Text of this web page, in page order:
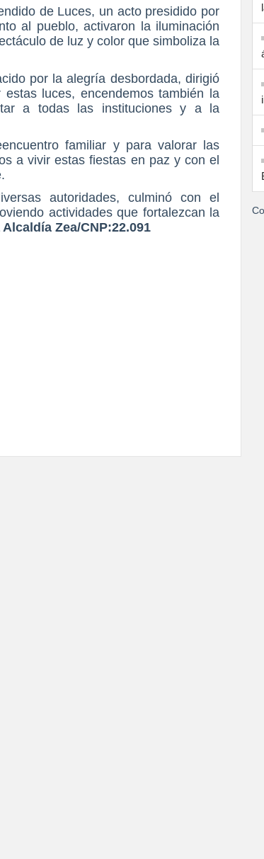
de Luces, un acto presidido por
al pueblo, activaron la iluminación
de luz y color que simboliza la
por la alegría desbordada, dirigió
luces, encendemos también la
a todas las instituciones y a la
familiar y para valorar las
a vivir estas fiestas en paz y con el
autoridades, culminó con el
actividades que fortalezcan la
Alcaldía Zea/CNP:22.091